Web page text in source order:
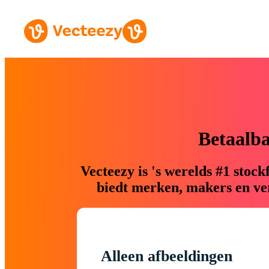
Vecteezy is 's werelds #1
biedt merken, makers en
Alleen afbeeldingen